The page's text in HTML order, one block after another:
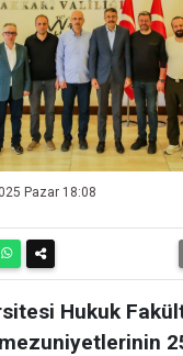
Pazar 18:08
Hukuk